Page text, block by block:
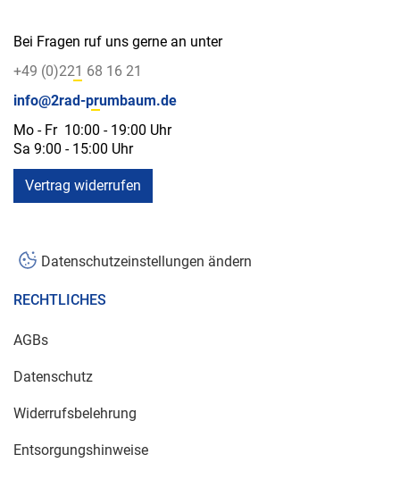
Bei Fragen ruf uns gerne an unter
+49 (0)221 68 16 21
info@2rad-prumbaum.de
Mo - Fr 10:00 - 19:00 Uhr
Sa 9:00 - 15:00 Uhr
Vertrag widerrufen
Datenschutzeinstellungen ändern
RECHTLICHES
AGBs
Datenschutz
Widerrufsbelehrung
Entsorgungshinweise